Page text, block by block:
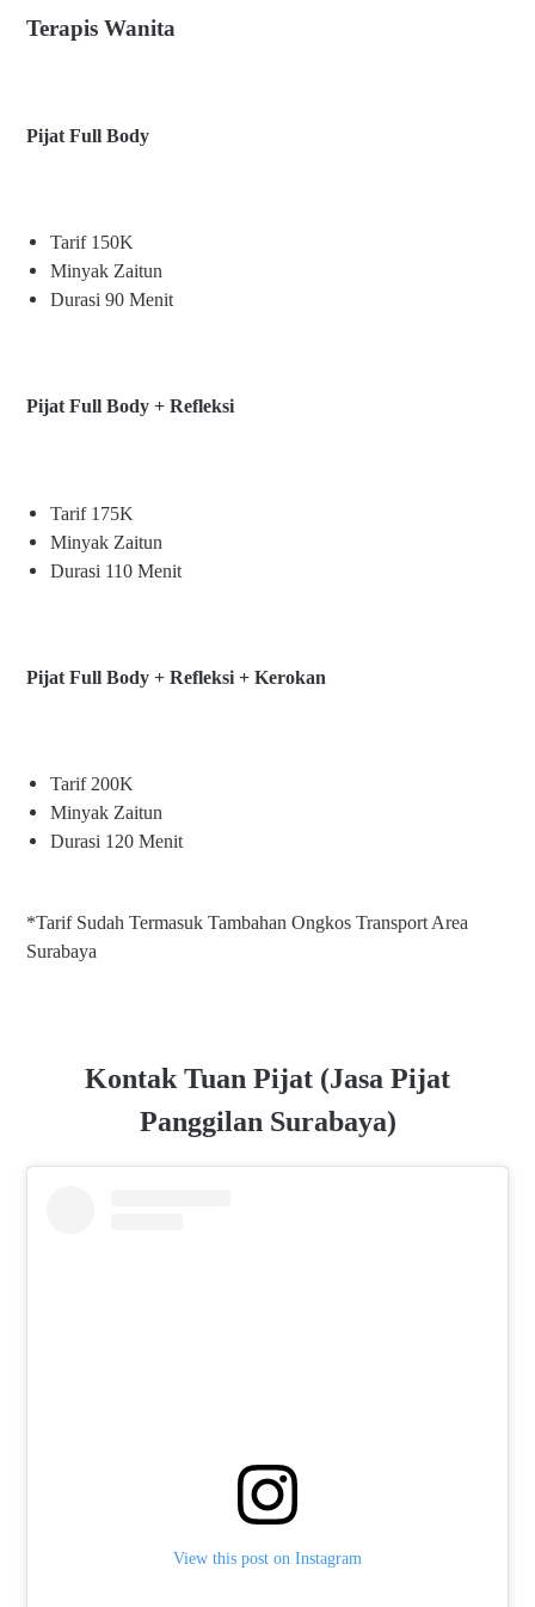
Terapis Wanita
Pijat Full Body
Tarif 150K
Minyak Zaitun
Durasi 90 Menit
Pijat Full Body + Refleksi
Tarif 175K
Minyak Zaitun
Durasi 110 Menit
Pijat Full Body + Refleksi + Kerokan
Tarif 200K
Minyak Zaitun
Durasi 120 Menit
*Tarif Sudah Termasuk Tambahan Ongkos Transport Area
Surabaya
Kontak Tuan Pijat (Jasa Pijat
Panggilan Surabaya)
View this post on Instagram